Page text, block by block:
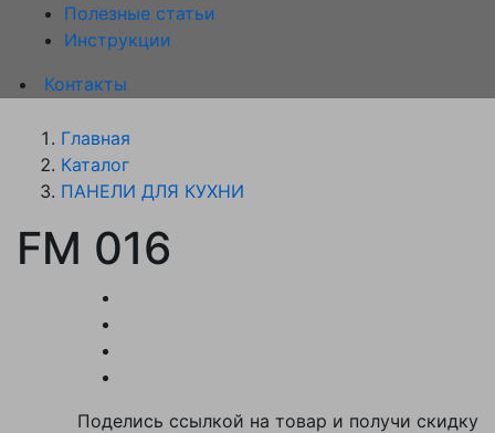
Полезные статьи
Инструкции
Контакты
Главная
Каталог
ПАНЕЛИ ДЛЯ КУХНИ
FM 016
Поделись ссылкой на товар и получи скидку